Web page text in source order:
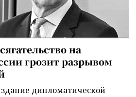
на
грозит разрывом
здание дипломатической